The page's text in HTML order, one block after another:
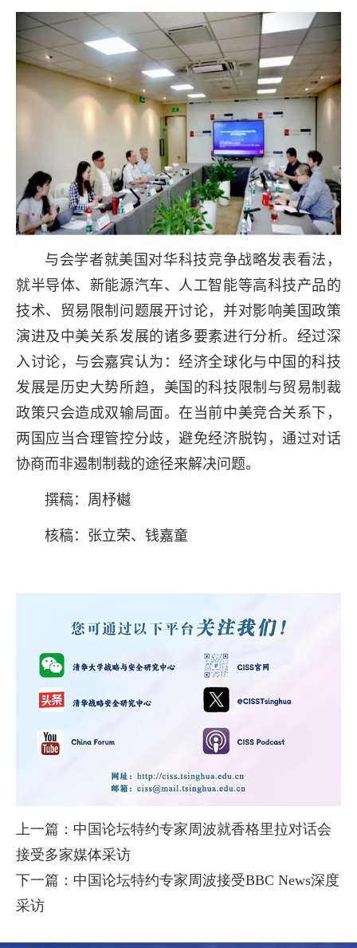
与会学者就美国对华科技竞争战略发表看法，
就半导体、新能源汽车、人工智能等高科技产品的
技术、贸易限制问题展开讨论，并对影响美国政策
演进及中美关系发展的诸多要素进行分析。经过深
入讨论，与会嘉宾认为：经济全球化与中国的科技
发展是历史大势所趋，美国的科技限制与贸易制裁
政策只会造成双输局面。在当前中美竞合关系下，
两国应当合理管控分歧，避免经济脱钩，通过对话
协商而非遏制制裁的途径来解决问题。
撰稿：周杼樾
核稿：张立荣、钱嘉童
上一篇：中国论坛特约专家周波就香格里拉对话会
接受多家媒体采访
下一篇：中国论坛特约专家周波接受BBC News深度
采访